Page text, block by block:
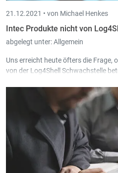
11/2021
FC Trois Frontières,
D. Schonmaker SRL, La
ERP Solutions, Wecker (Book-
21.12.2021 • von Michael Henkes
Intec Produkte nicht von
abgelegt unter:Allgemein
Uns erreicht heute öfters die Frage,
von der Log4Shell Schwachstelle